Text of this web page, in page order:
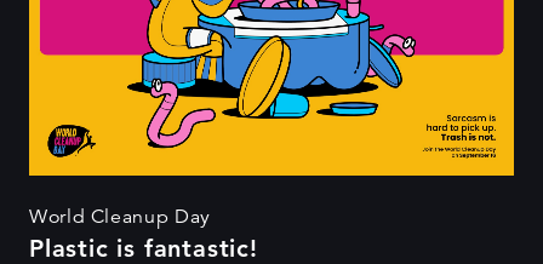
World Cleanup Day
Plastic is fantastic!